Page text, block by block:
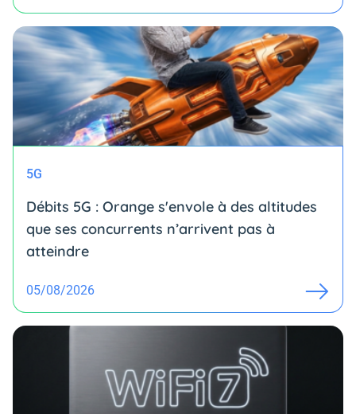
5G
Débits 5G : Orange s'envole à des altitudes
que ses concurrents n’arrivent pas à
atteindre
05/08/2026